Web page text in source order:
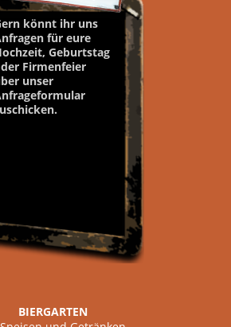
könnt ihr uns
für eure
Geburtstag
Firmenfeier
unser
BIERGARTEN